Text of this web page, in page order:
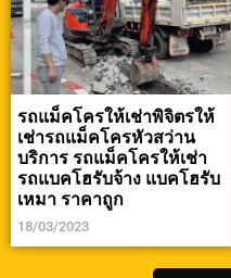
รถแม็คโครให้เช่าพิจิตรให้
เช่ารถแม็คโครหัวสว่าน
บริการ รถแม็คโครให้เช่า
รถแบคโฮรับจ้าง แบคโฮรับ
เหมา ราคาถูก
18/03/2023